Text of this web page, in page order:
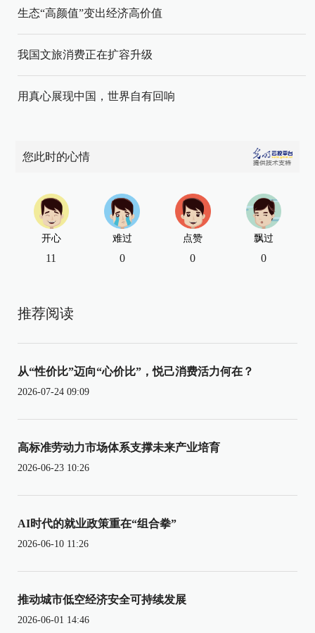
生态“高颜值”变出经济高价值
我国文旅消费正在扩容升级
用真心展现中国，世界自有回响
您此时的心情
开心
11
难过
0
点赞
0
飘过
0
推荐阅读
从“性价比”迈向“心价比”，悦己消费活力何在？
2026-07-24 09:09
高标准劳动力市场体系支撑未来产业培育
2026-06-23 10:26
AI时代的就业政策重在“组合拳”
2026-06-10 11:26
推动城市低空经济安全可持续发展
2026-06-01 14:46